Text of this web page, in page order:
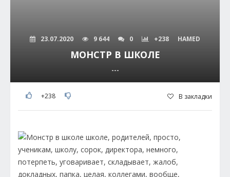
23.07.2020 9 644 0 +238 HAMED
МОНСТР В ШКОЛЕ
---
+238 В закладки